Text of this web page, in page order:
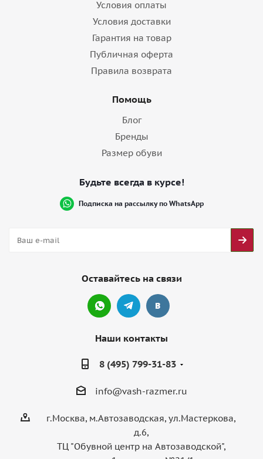
Условия оплаты
Условия доставки
Гарантия на товар
Публичная оферта
Правила возврата
Помощь
Блог
Бренды
Размер обуви
Будьте всегда в курсе!
Подписка на рассылку по WhatsApp
Оставайтесь на связи
Наши контакты
8 (495) 799-31-83
info@vash-razmer.ru
г.Москва, м.Автозаводская, ул.Мастеркова,
д.6,
ТЦ "Обувной центр на Автозаводской",